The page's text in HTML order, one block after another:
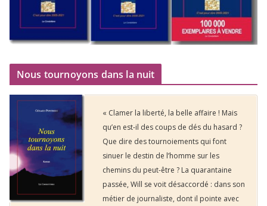
Nous tournoyons dans la nuit
« Clamer la liberté, la belle affaire ! Mais
qu’en est-il des coups de dés du hasard ?
Que dire des tournoiements qui font
sinuer le destin de l’homme sur les
chemins du peut-être ? La quarantaine
passée, Will se voit désaccordé : dans son
métier de journaliste, dont il pointe avec